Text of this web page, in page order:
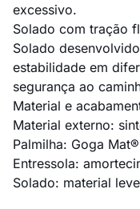
excessivo.
Solado com tração
Solado
estabilidade em
segurança ao
Material e
Material externo:
Palmilha: Goga
Entressola:
Solado: material